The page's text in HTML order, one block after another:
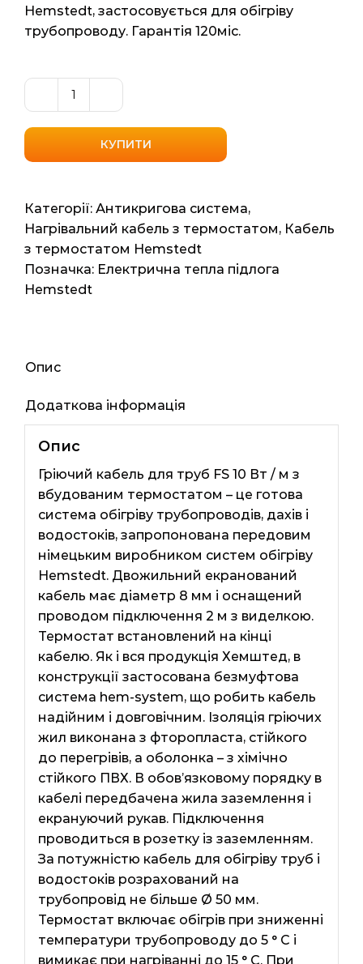
Hemstedt, застосовується для обігріву
трубопроводу. Гарантія 120міс.
Нагрівальний
кабель
обмежувачем
Hemstedt
FS
60мп
600ват
кількість
КУПИТИ
Категорії: Антикригова система,
Нагрівальний кабель з термостатом, Кабель
з термостатом Hemstedt
Позначка: Електрична тепла підлога
Hemstedt
Опис
Додаткова інформація
Опис
Гріючий кабель для труб FS 10 Вт / м з
вбудованим термостатом – це готова
система обігріву трубопроводів, дахів і
водостоків, запропонована передовим
німецьким виробником систем обігріву
Hemstedt. Двожильний екранований
кабель має діаметр 8 мм і оснащений
проводом підключення 2 м з виделкою.
Термостат встановлений на кінці
кабелю. Як і вся продукція Хемштед, в
конструкції застосована безмуфтова
система hem-system, що робить кабель
надійним і довговічним. Ізоляція гріючих
жил виконана з фторопласта, стійкого
до перегрівів, а оболонка – з хімічно
стійкого ПВХ. В обов’язковому порядку в
кабелі передбачена жила заземлення і
екрануючий рукав. Підключення
проводиться в розетку із заземленням.
За потужністю кабель для обігріву труб і
водостоків розрахований на
трубопровід не більше Ø 50 мм.
Термостат включає обігрів при зниженні
температури трубопроводу до 5 ° C і
вимикає при нагріванні до 15 ° C. При